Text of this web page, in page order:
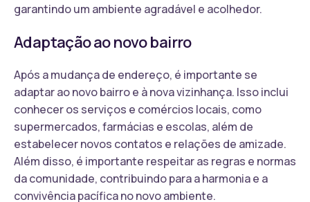
garantindo um ambiente agradável e acolhedor.
Adaptação ao novo bairro
Após a mudança de endereço, é importante se
adaptar ao novo bairro e à nova vizinhança. Isso inclui
conhecer os serviços e comércios locais, como
supermercados, farmácias e escolas, além de
estabelecer novos contatos e relações de amizade.
Além disso, é importante respeitar as regras e normas
da comunidade, contribuindo para a harmonia e a
convivência pacífica no novo ambiente.